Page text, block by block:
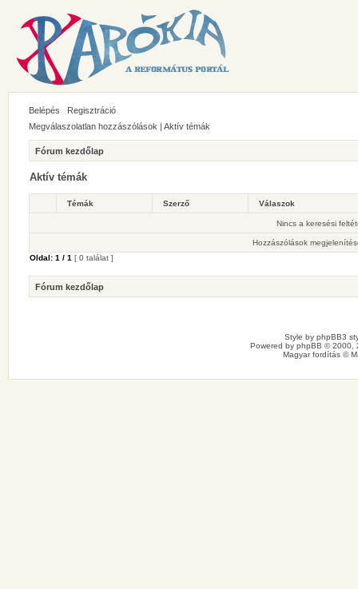
Belépés
Regisztráció
Megválaszolatlan hozzászólások | Aktív témák
Fórum kezdőlap
Aktív témák
Témák Szerző Válaszok
Nincs a keresési
Hozzászólások
Oldal: 1 / 1 [ 0 találat ]
Fórum kezdőlap
Style by phpBB3
Powered by phpBB © 2000,
Magyar fordítás ©